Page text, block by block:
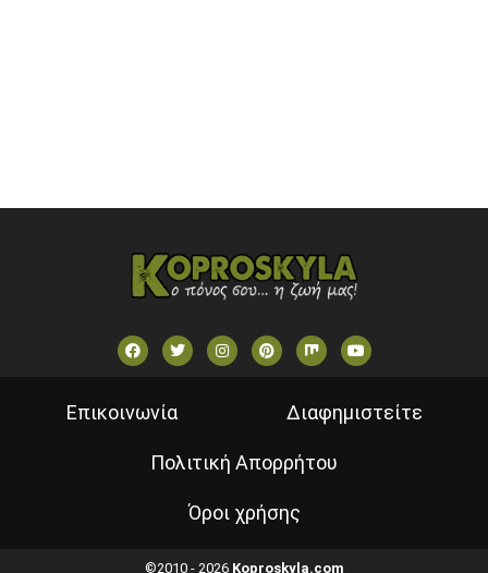
Επικοινωνία Διαφημιστείτε
Πολιτική Απορρήτου
Όροι χρήσης
©2010 - 2026 Koproskyla.com